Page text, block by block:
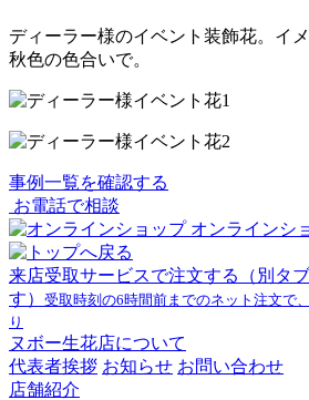
ディーラー様のイベント装飾花。イ
秋色の色合いで。
事例一覧を確認する
お電話で相談
オンラインシ
来店受取サービスで注文する
（別タ
す） 受取時刻の6時間前までのネット注文で
り
ヌボー生花店について
代表者挨拶 お知らせ お問い合わせ
店舗紹介